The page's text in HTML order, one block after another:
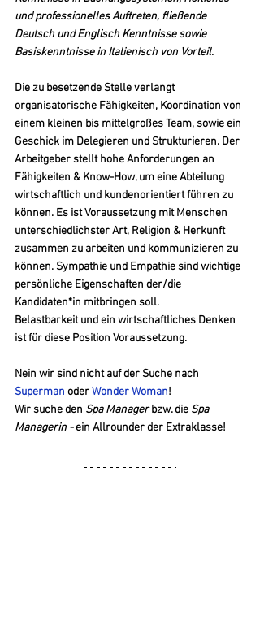
und professionelles Auftreten, fließende
Deutsch und Englisch Kenntnisse sowie
Basiskenntnisse in Italienisch von Vorteil.
Die zu besetzende Stelle verlangt
organisatorische Fähigkeiten, Koordination von
einem kleinen bis mittelgroßes Team, sowie ein
Geschick im Delegieren und Strukturieren. Der
Arbeitgeber stellt hohe Anforderungen an
Fähigkeiten & Know-How, um eine Abteilung
wirtschaftlich und kundenorientiert führen zu
können. Es ist Voraussetzung mit Menschen
unterschiedlichster Art, Religion & Herkunft
zusammen zu arbeiten und kommunizieren zu
können. Sympathie und Empathie sind wichtige
persönliche Eigenschaften der/die
Kandidaten*in mitbringen soll.
Belastbarkeit und ein wirtschaftliches Denken
ist für diese Position Voraussetzung.
Nein wir sind nicht auf der Suche nach
Superman oder Wonder Woman!
Wir suche den Spa Manager bzw. die Spa
Managerin - ein Allrounder der Extraklasse!